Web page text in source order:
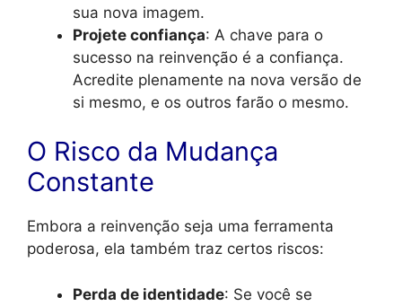
sua nova imagem.
Projete confiança: A chave para o
sucesso na reinvenção é a confiança.
Acredite plenamente na nova versão de
si mesmo, e os outros farão o mesmo.
O Risco da Mudança
Constante
Embora a reinvenção seja uma ferramenta
poderosa, ela também traz certos riscos:
Perda de identidade: Se você se